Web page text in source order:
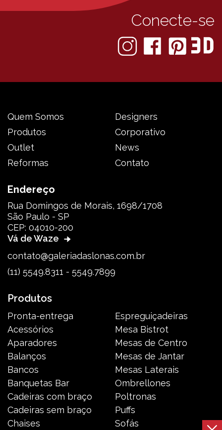
Conecte-se
Quem Somos
Produtos
Outlet
Reformas
Designers
Corporativo
News
Contato
Endereço
Rua Domingos de Morais, 1698/1708
São Paulo - SP
CEP: 04010-200
Vá de Waze
contato@galeriadaslonas.com.br
(11) 5549.8311 - 5549.7899
Produtos
Pronta-entrega
Acessórios
Aparadores
Balanços
Bancos
Banquetas Bar
Cadeiras com braço
Cadeiras sem braço
Chaises
Espreguiçadeiras
Mesa Bistrot
Mesas de Centro
Mesas de Jantar
Mesas Laterais
Ombrellones
Poltronas
Puffs
Sofás